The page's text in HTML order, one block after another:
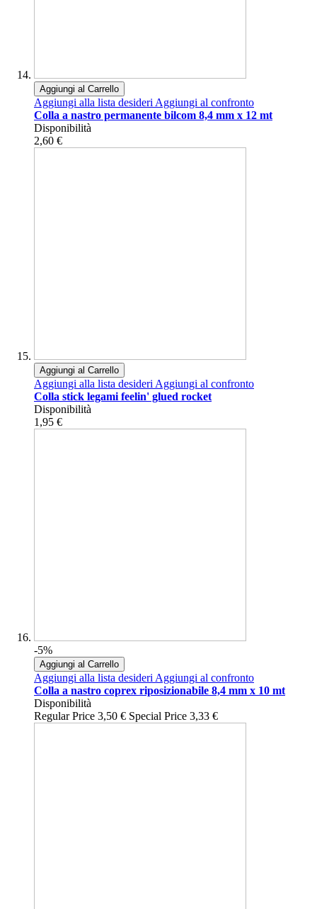
Aggiungi al Carrello
Aggiungi alla lista desideriAggiungi al confronto
Colla a nastro permanente bilcom 8,4 mm x 12 mt
Disponibilità
2,60 €
Aggiungi al Carrello
Aggiungi alla lista desideriAggiungi al confronto
Colla stick legami feelin' glued rocket
Disponibilità
1,95 €
-5%
Aggiungi al Carrello
Aggiungi alla lista desideriAggiungi al confronto
Colla a nastro coprex riposizionabile 8,4 mm x 10 mt
Disponibilità
Regular Price 3,50 € Special Price 3,33 €